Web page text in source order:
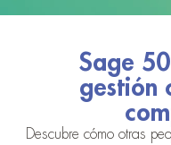
Sage
gestión
Descubre cómo otras